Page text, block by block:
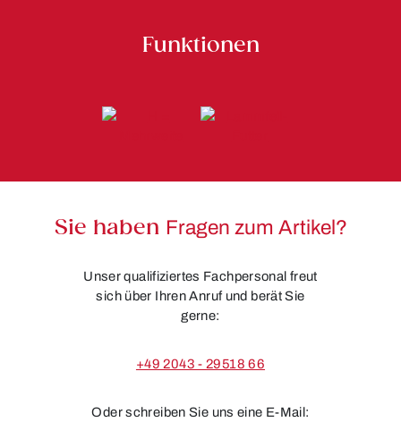
Funktionen
Sie haben Fragen zum Artikel?
Unser qualifiziertes Fachpersonal freut
sich über Ihren Anruf und berät Sie
gerne:
+49 2043 - 29518 66
Oder schreiben Sie uns eine E-Mail: